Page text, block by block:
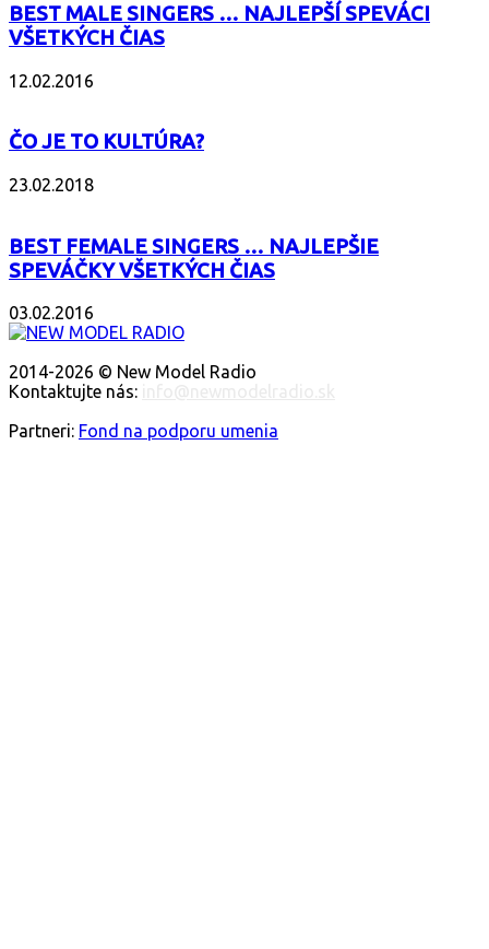
BEST MALE SINGERS … NAJLEPŠÍ SPEVÁCI
VŠETKÝCH ČIAS
12.02.2016
ČO JE TO KULTÚRA?
23.02.2018
BEST FEMALE SINGERS … NAJLEPŠIE
SPEVÁČKY VŠETKÝCH ČIAS
03.02.2016
2014-2026 © New Model Radio
Kontaktujte nás:
Partneri: Fond na podporu umenia